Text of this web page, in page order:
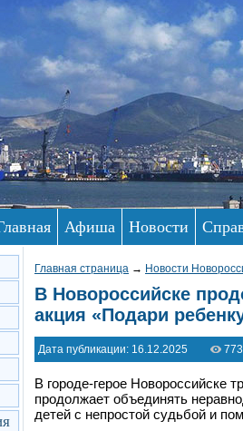
Афиша Новости
Главная страница → Новости
В Новороссийске
акция «Подари
Дата публикации: 16.12.2025
В городе-герое Новороссийске
продолжает объединять
детей с непростой судьбой и